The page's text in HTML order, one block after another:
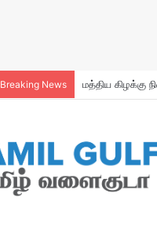
Breaking News Premium